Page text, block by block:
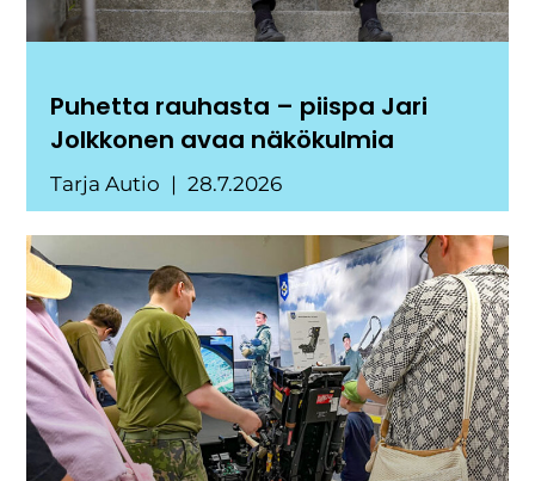
Puhetta rauhasta – piispa Jari
Jolkkonen avaa näkökulmia
Tarja Autio 28.7.2026